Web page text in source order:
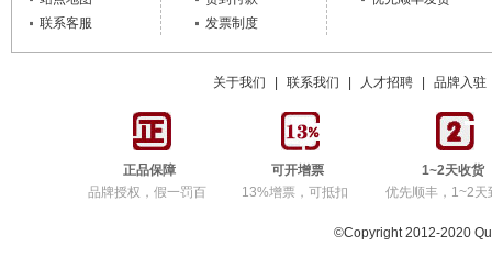
陈** 苏州 1件 ￥1250.00
马** 重庆 20件 ￥300.00
魏** 嘉兴 2件 ￥1700.00
廖** 东莞 20件 ￥362.00
李** 遵义 2件 ￥376.00
袁** 绵阳 1件 ￥195.00
联系客服
发票制度
关于我们 联系我们 人才招聘 品牌入驻
正品保障
品牌授权，假一罚百
可开增票
13%增票，可抵扣
1~2天收货
优先顺丰，1~2天
©Copyright 2012-2020